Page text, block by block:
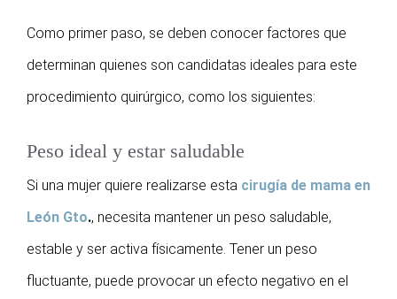
Como primer paso, se deben conocer factores que
determinan quienes son candidatas ideales para este
procedimiento quirúrgico, como los siguientes:
Peso ideal y estar saludable
Si una mujer quiere realizarse esta cirugía de mama en
León Gto., necesita mantener un peso saludable,
estable y ser activa físicamente. Tener un peso
fluctuante, puede provocar un efecto negativo en el